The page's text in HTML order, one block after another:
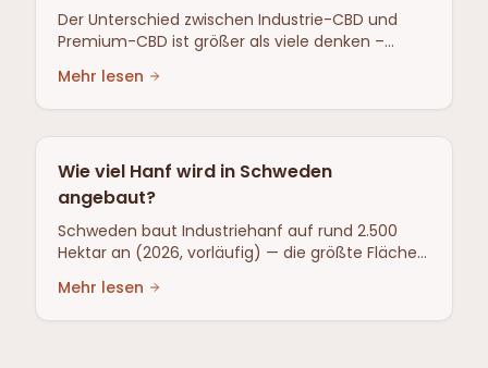
Der Unterschied zwischen Industrie-CBD und
Premium-CBD ist größer als viele denken –
Rückverfolgbarkeit. Warum Helsama einen
anderen Weg gewählt hat.
Mehr lesen
Wie viel Hanf wird in Schweden
angebaut?
Schweden baut Industriehanf auf rund 2.500
Hektar an (2026, vorläufig) — die größte Fläche
Zahlen und wo er angebaut wird.
Mehr lesen